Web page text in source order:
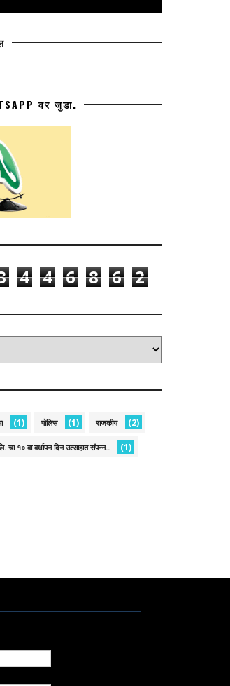
वर जुडा.
4 4 6 8 6 2
(1) पोलिस (1) राजकीय (2)
चा १० वा वर्धापन दिन उत्साहात संपन्न.. (1)